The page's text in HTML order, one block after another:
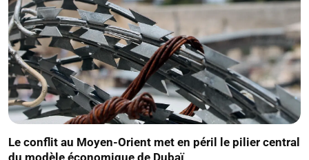
Le conflit au Moyen-Orient met en péril le pilier central